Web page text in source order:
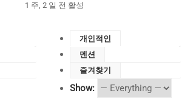
1 주, 2 일 전 활성
개인적인
멘션
즐겨찾기
Show: